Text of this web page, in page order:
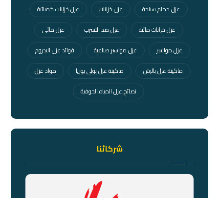
عزل حمام سباحة
عزل خزانات
عزل خزانات كميائية
عزل خزانات مائية
عزل ضد التسرب
عزل مائي
عزل مواسير
عزل مواسير صناعية
فوائد عزل البدروم
ماكينة عزل بالرش
ماكينة عزل بولي يوريا
مواد عزل
نصائح عزل المياه الجوفية
شركائنا